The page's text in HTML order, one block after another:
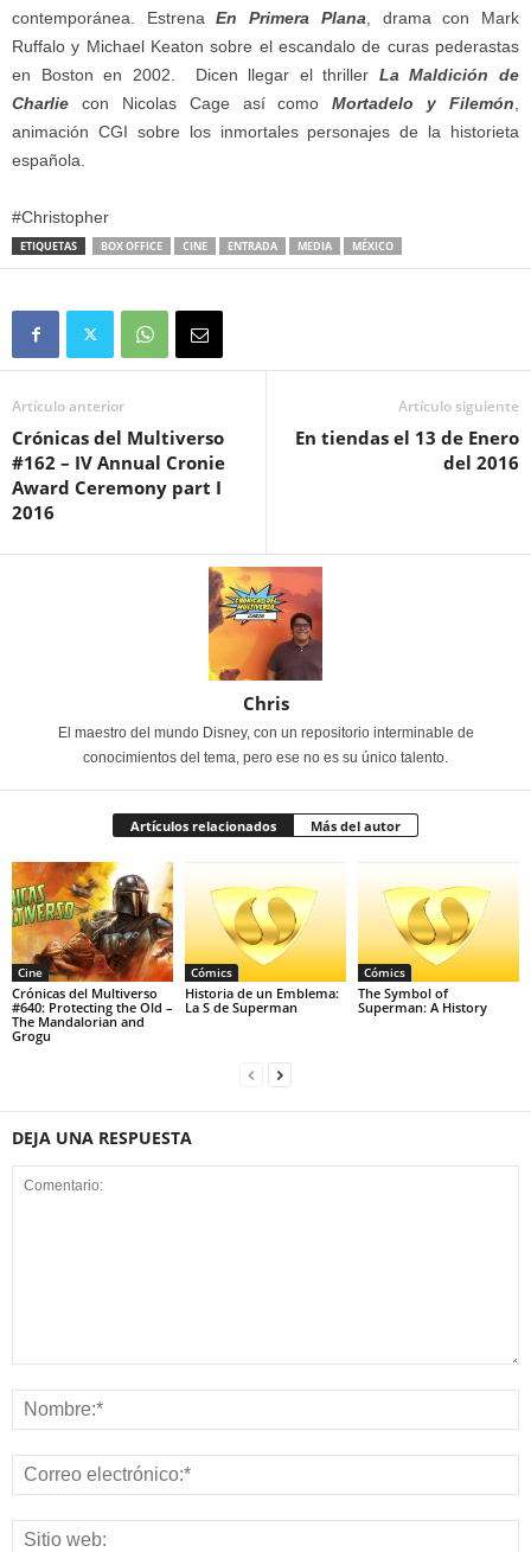
contemporánea. EstrenaEn Primera Plana , drama con Mark
Ruffalo y Michael Keaton sobre el escandalo de curas pederastas
en Boston en 2002.
Dicen llegar el thriller La Maldición de
Charlie con Nicolas Cage así comoMortadelo y Filemón
animación CGI sobre los inmortales personajes de la historieta
española.
#Christopher
ETIQUETAS BOX OFFICE CINE ENTRADA MEDIA MÉXICO
Artículo anterior
Crónicas del Multiverso
#162 – IV Annual Cronie
Award Ceremony part I
2016
Artículo siguiente
En tiendas el 13 de Enero
del 2016
Chris
El maestro del mundo Disney, con un repositorio interminable de
conocimientos del tema, pero ese no es su único talento.
Artículos relacionados Más del autor
Cine
Crónicas del Multiverso
#640: Protecting the Old –
The Mandalorian and
Grogu
Cómics
Historia de un Emblema:
La S de Superman
Cómics
The Symbol of
Superman: A History
DEJA UNA RESPUESTA